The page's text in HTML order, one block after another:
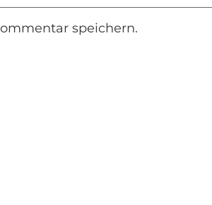
speichern.